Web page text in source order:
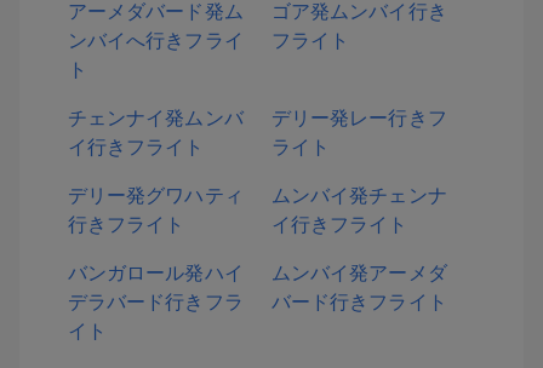
アーメダバード発ム
ンバイへ行きフライ
ト
ゴア発ムンバイ行き
フライト
チェンナイ発ムンバ
イ行きフライト
デリー発レー行きフ
ライト
デリー発グワハティ
行きフライト
ムンバイ発チェンナ
イ行きフライト
バンガロール発ハイ
デラバード行きフラ
イト
ムンバイ発アーメダ
バード行きフライト